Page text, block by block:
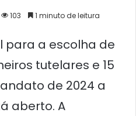
103 1 minuto de leitura
para a escolha de
tutelares e 15
de 2024 a
aberto. A